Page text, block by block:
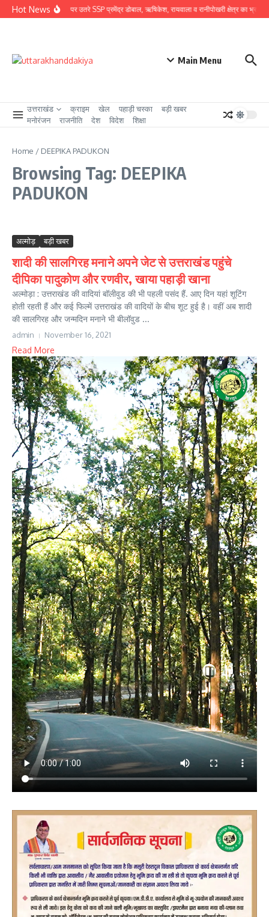
Skip to content
Hot Newsग्राउंड जीरो पर उतरे SSP प्रमेंद्र डोबाल, ऋषिकेश, रायवाला व रानीपोखरी क्षेत्र का
Main Menu
उत्तराखंड क्राइम खेल पहाड़ी चस्का
बड़ी खबर
मनोरंजन
राजनीति देश विदेश शिक्षा
Home / DEEPIKA PADUKON
Browsing Tag: DEEPIKA
PADUKON
अल्मोड़ बड़ी खबर
शादी की सालगिरह मनाने अपने जेट से उत्तराखंड पहुंचे
दीपिका पादुकोण और रणवीर, खाया पहाड़ी खाना
अल्मोड़ा : उत्तराखंड की वादियां बॉलीवुड की भी पहली पसंद हैं. आए दिन यहां शूटिंग
होती रहती हैं और कई फिल्में उत्तराखंड की वादियों के बीच शूट हुई है। वहीं अब शादी
की सालगिरह और जन्मदिन मनाने भी बीलॉवुड ...
admin November 16, 2021
Read More